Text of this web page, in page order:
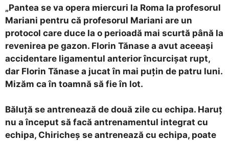
„Pantea se va opera miercuri la Roma la profesorul
Mariani pentru că profesorul Mariani are un
protocol care duce la o perioadă mai scurtă până la
revenirea pe gazon. Florin Tănase a avut aceeaşi
accidentare ligamentul anterior încurcişat rupt,
dar Florin Tănase a jucat în mai puţin de patru luni.
Mizăm ca în toamnă să fie în lot.
Băluţă se antrenează de două zile cu echipa. Haruţ
nu a început să facă antrenamentul integrat cu
echipa, Chiricheş se antrenează cu echipa, poate